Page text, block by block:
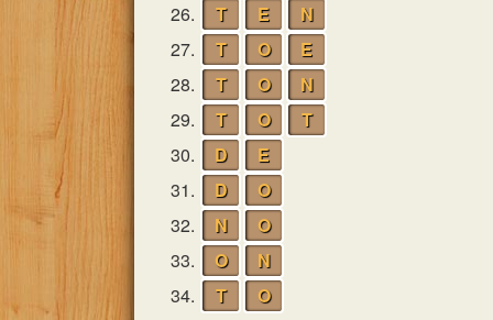
26.
T E
N
27.
T O
E
28.
T O
N
29.
T O
T
30.
D
E
31.
D
O
32.
N
O
33.
O
N
34.
T O